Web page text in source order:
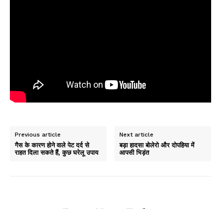
Previous article
गैस के कारण होने वाले पेट दर्द से
राहत दिला सकते हैं, कुछ घरेलू उपाय
Next article
बड़ा हादसा बोलेरो और दोपहिया में
आपसी भिड़ंत